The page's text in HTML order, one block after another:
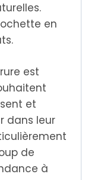
en
est
et
dans leur
de
à